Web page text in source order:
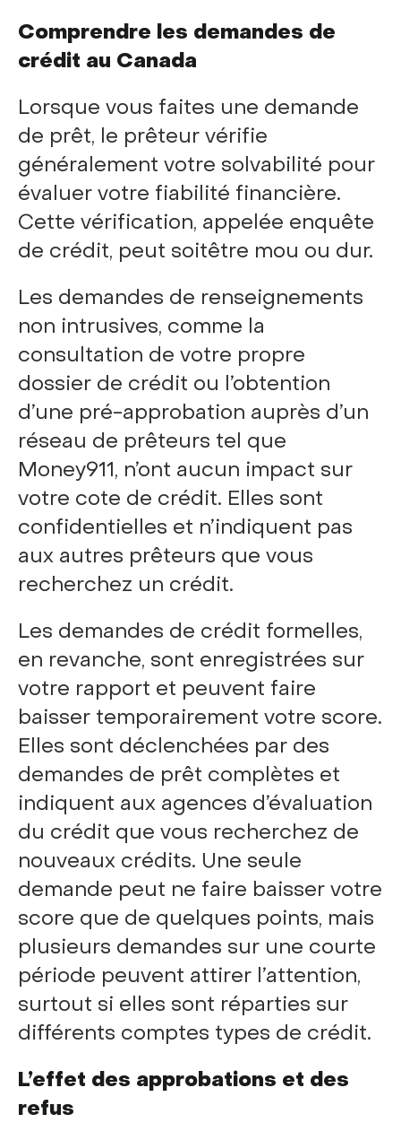
Comprendre les demandes de
crédit au Canada
Lorsque vous faites une demande
de prêt, le prêteur vérifie
généralement votre solvabilité pour
évaluer votre fiabilité financière.
Cette vérification, appelée enquête
de crédit, peut soitêtre mou ou dur.
Les demandes de renseignements
non intrusives, comme la
consultation de votre propre
dossier de crédit ou l’obtention
d’une pré-approbation auprès d’un
réseau de prêteurs tel que
Money911, n’ont aucun impact sur
votre cote de crédit. Elles sont
confidentielles et n’indiquent pas
aux autres prêteurs que vous
recherchez un crédit.
Les demandes de crédit formelles,
en revanche, sont enregistrées sur
votre rapport et peuvent faire
baisser temporairement votre score.
Elles sont déclenchées par des
demandes de prêt complètes et
indiquent aux agences d’évaluation
du crédit que vous recherchez de
nouveaux crédits. Une seule
demande peut ne faire baisser votre
score que de quelques points, mais
plusieurs demandes sur une courte
période peuvent attirer l’attention,
surtout si elles sont réparties sur
différents comptes types de crédit.
L’effet des approbations et des
refus